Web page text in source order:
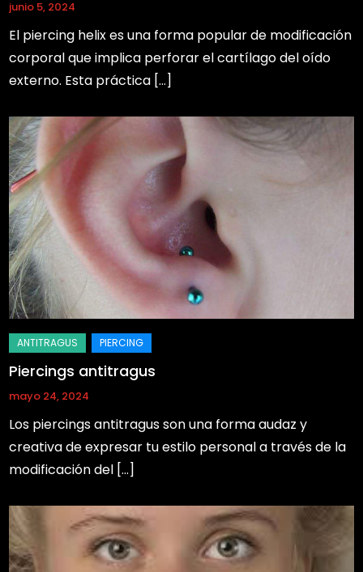
junio 5, 2024
El piercing helix es una forma popular de modificación
corporal que implica perforar el cartílago del oído
externo. Esta práctica […]
Piercings antitragus
mayo 24, 2024
Los piercings antitragus son una forma audaz y
creativa de expresar tu estilo personal a través de la
modificación del […]